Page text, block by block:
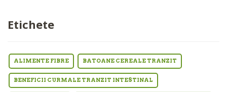
Etichete
ALIMENTE FIBRE BATOANE CEREALE TRANZIT
BENEFICII CURMALE TRANZIT INTESTINAL